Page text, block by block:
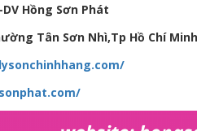
Hồng Sơn Phát
Tân Sơn Nhì,Tp Hồ Chí Minh